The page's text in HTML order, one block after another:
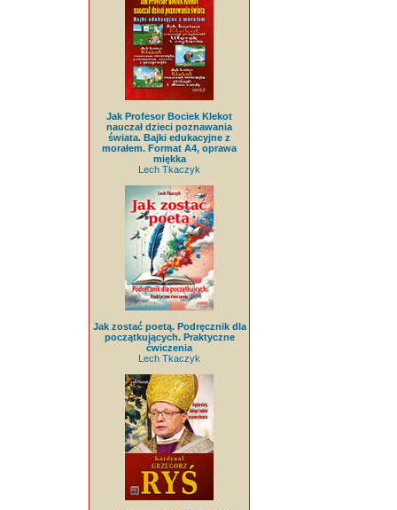
Jak Profesor Bociek Klekot
nauczał dzieci poznawania
świata. Bajki edukacyjne z
morałem. Format A4, oprawa
miękka
Lech Tkaczyk
Jak zostać poetą. Podręcznik dla
początkujących. Praktyczne
ćwiczenia
Lech Tkaczyk